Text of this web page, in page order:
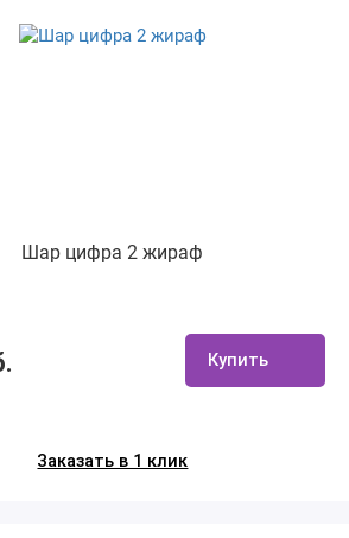
Шар цифра 2 жираф
Купить
Заказать в 1 клик